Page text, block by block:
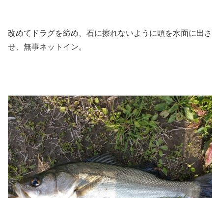
改めてドラグを締め、石に擦れないように頭を水面に出さ
せ、無事ネットイン。